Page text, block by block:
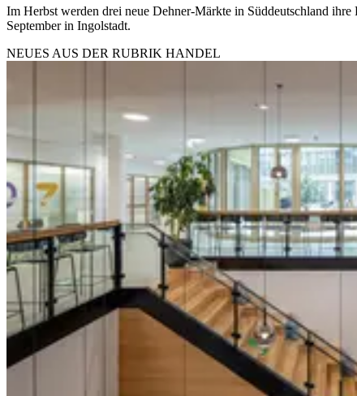
Im Herbst werden drei neue Dehner-Märkte in Süddeutschland
September in Ingolstadt.
NEUES AUS DER RUBRIK HANDEL